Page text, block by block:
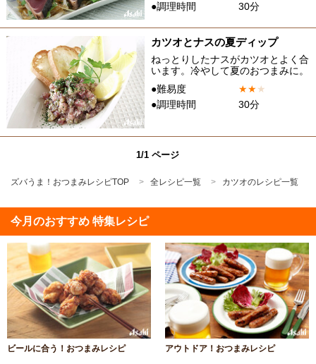
●調理時間
30分
カツオとナスの夏ディップ
ねっとりしたナスがカツオとよく合
います。冷やして夏のおつまみに。
●難易度
★★★
●調理時間
30分
1/1 ページ
ズバうま！おつまみレシピTOP 全レシピ一覧 カツオのレシピ一覧
今月のおすすめ 特集レシピ
ビールに合う！おつまみレシピ アウトドア！おつまみレシピ